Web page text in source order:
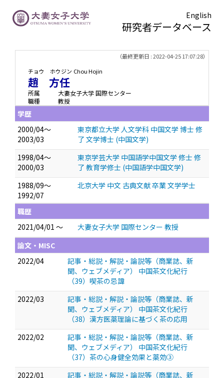
English
研究者データベース
（最終更新日 : 2022-04-25 17:07:28）
チョウ ホウジン Chou Hojin
趙 方任
所属
大妻女子大学 国際センター
職種
教授
学歴
2000/04～
2003/03
東京都立大学 人文学科 中国文学 博士 修
了 文学博士 (中国文学)
1998/04～
2000/03
東京学芸大学 中国語学中国文学 修士 修
了 教育学修士 (中国語学中国文学)
1988/09～
1992/07
北京大学 中文 古典文献 卒業 文学学士
職歴
2021/04/01 ～
大妻女子大学 国際センター 教授
論文・MISC
2022/04
記事・総説・解説・論説等（商業誌、新
聞、ウェブメディア） 中国茶文化紀行
（39）喫茶の忌諱
2022/03
記事・総説・解説・論説等（商業誌、新
聞、ウェブメディア） 中国茶文化紀行
（38）漢方医薬理論に基づく茶の応用
2022/02
記事・総説・解説・論説等（商業誌、新
聞、ウェブメディア） 中国茶文化紀行
（37）茶の心身健全効果と薬効③
2022/01
記事・総説・解説・論説等（商業誌、新